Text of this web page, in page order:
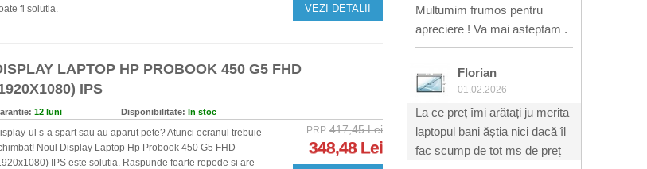
fi solutia.
VEZI DETALII
LAPTOP HP PROBOOK 450 G5 FHD
IPS
12 luni Disponibilitate: In stoc
ul s-a spart sau au aparut pete? Atunci ecranul trebuie
Noul Display Laptop Hp Probook 450 G5 FHD
IPS este solutia. Raspunde foarte repede si are
PRP 417,45 Lei
348,48 Lei
Multumim frumos pentru
apreciere ! Va mai asteptam .
Florian
01.02.2026
La ce preț îmi arătați ju merita
laptopul bani ăștia nici dacă îl
fac scump de tot ms de preț